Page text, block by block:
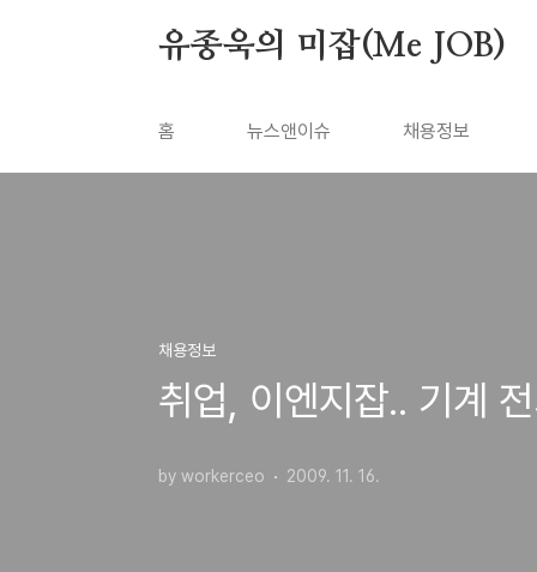
유종욱의 미잡(Me JOB)
홈 뉴스앤이슈 채용정보
채용정보
취업, 이엔지잡.. 기계
by workerceo 2009. 11. 16.